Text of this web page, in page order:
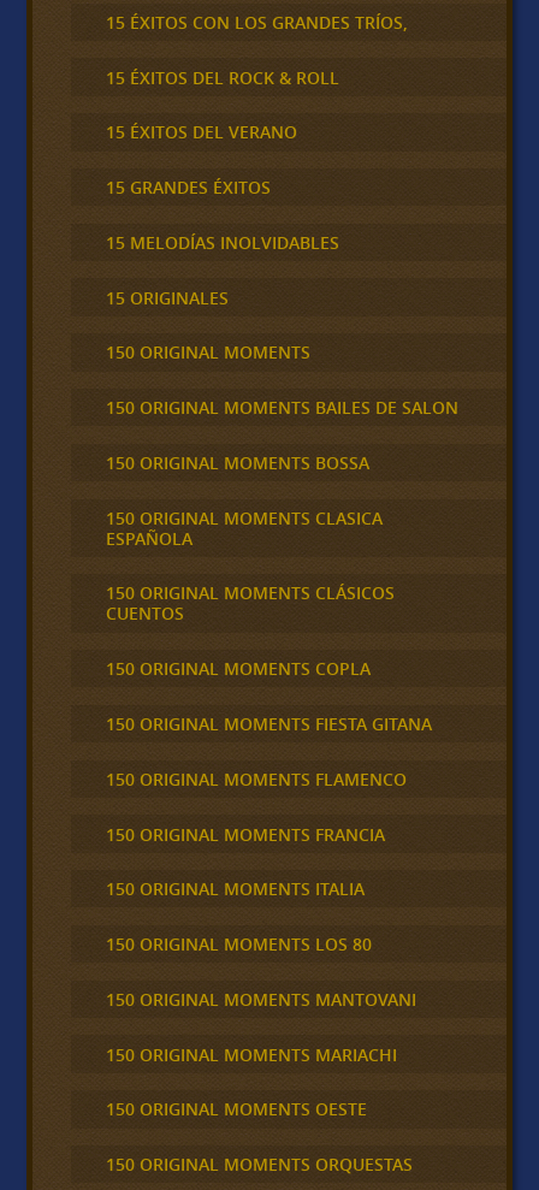
15 ÉXITOS CON LOS GRANDES TRÍOS,
15 ÉXITOS DEL ROCK & ROLL
15 ÉXITOS DEL VERANO
15 GRANDES ÉXITOS
15 MELODÍAS INOLVIDABLES
15 ORIGINALES
150 ORIGINAL MOMENTS
150 ORIGINAL MOMENTS BAILES DE SALON
150 ORIGINAL MOMENTS BOSSA
150 ORIGINAL MOMENTS CLASICA
ESPAÑOLA
150 ORIGINAL MOMENTS CLÁSICOS
CUENTOS
150 ORIGINAL MOMENTS COPLA
150 ORIGINAL MOMENTS FIESTA GITANA
150 ORIGINAL MOMENTS FLAMENCO
150 ORIGINAL MOMENTS FRANCIA
150 ORIGINAL MOMENTS ITALIA
150 ORIGINAL MOMENTS LOS 80
150 ORIGINAL MOMENTS MANTOVANI
150 ORIGINAL MOMENTS MARIACHI
150 ORIGINAL MOMENTS OESTE
150 ORIGINAL MOMENTS ORQUESTAS